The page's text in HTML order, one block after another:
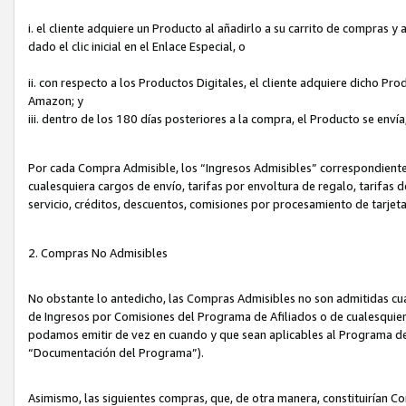
i. el cliente adquiere un Producto al añadirlo a su carrito de compras
dado el clic inicial en el Enlace Especial, o
ii. con respecto a los Productos Digitales, el cliente adquiere dicho
Amazon; y
iii. dentro de los 180 días posteriores a la compra, el Producto se
Por cada Compra Admisible, los “Ingresos Admisibles”
cualesquiera cargos de envío, tarifas por envoltura de regalo, tarifas
servicio, créditos, descuentos, comisiones por procesamiento de
2. Compras No Admisibles
No obstante lo antedicho, las Compras Admisibles no son admitidas
de Ingresos por Comisiones del Programa de Afiliados o de
podamos emitir de vez en cuando y que sean aplicables al Programa
“Documentación del Programa”).
Asimismo, las siguientes compras, que, de otra manera, constituirían